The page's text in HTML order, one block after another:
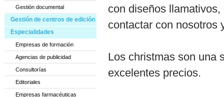
Gestión documental
Gestión de centros de edición
Especialidades
Empresas de formación
Agencias de publicidad
Consultorías
Editoriales
Empresas farmacéuticas
con diseños
contactar con nosotros
Los christmas son una
excelentes precios.